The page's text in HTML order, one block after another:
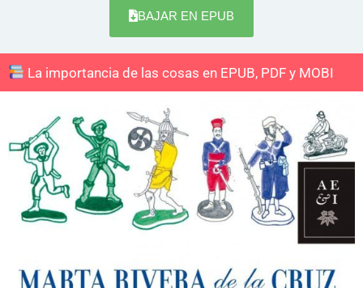
BAJAR EN EPUB
La importancia de las cosas en EPUB, PDF y MOBI